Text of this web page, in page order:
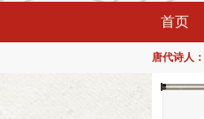
首页
唐代诗人：